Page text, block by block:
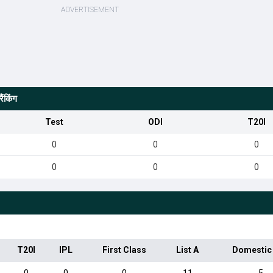
Test ODI T20I
0 0 0
0 0 0
T20I IPL First Class List A